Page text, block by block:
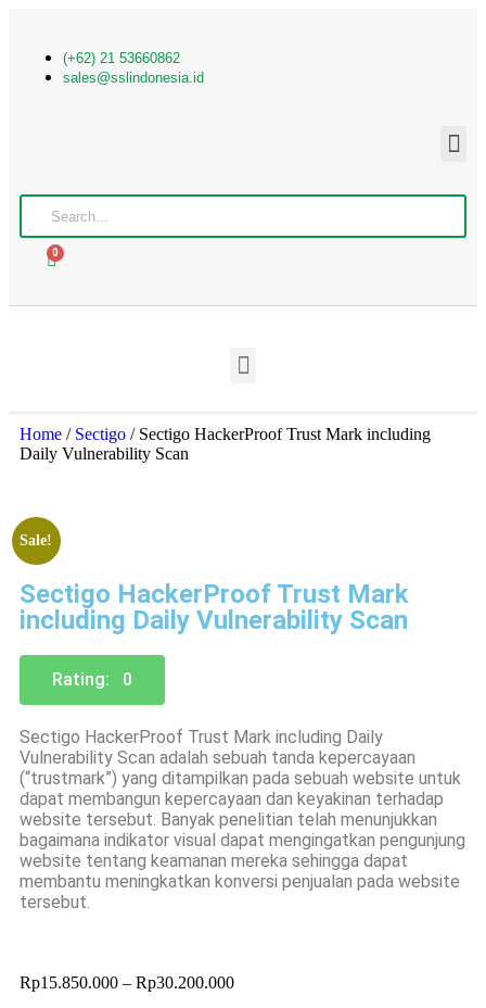
(+62) 21 53660862
sales@sslindonesia.id
0
Home / Sectigo / Sectigo HackerProof Trust Mark including
Daily Vulnerability Scan
Sale!
Sectigo HackerProof Trust Mark
including Daily Vulnerability Scan
Rating: 0
Sectigo HackerProof Trust Mark including Daily
Vulnerability Scan adalah sebuah tanda kepercayaan
(“trustmark”) yang ditampilkan pada sebuah website untuk
dapat membangun kepercayaan dan keyakinan terhadap
website tersebut. Banyak penelitian telah menunjukkan
bagaimana indikator visual dapat mengingatkan pengunjung
website tentang keamanan mereka sehingga dapat
membantu meningkatkan konversi penjualan pada website
tersebut.
Rp15.850.000 – Rp30.200.000